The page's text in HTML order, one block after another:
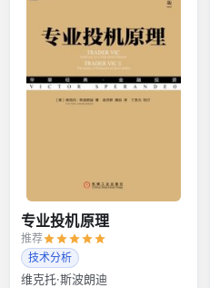
专业投机原理
推荐
技术分析
维克托·斯波朗迪